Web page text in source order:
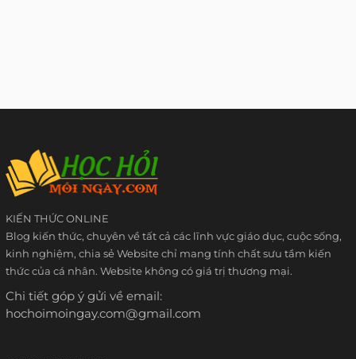
KIẾN THỨC ONLINE
Blog kiến thức, chuyên về tất cả các lĩnh vực giáo dục, cuộc sống,
kinh nghiệm, chia sẻ Website chỉ mang tính chất sưu tầm kiến
thức của cá nhân. Website không có giá trị thương mại.
Chi tiết góp ý gửi về email:
hochoimoingay.com@gmail.com